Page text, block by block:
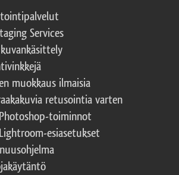
Services
muokkaus ilmaisia
retusointia varten
toiminnot
esiasetukset